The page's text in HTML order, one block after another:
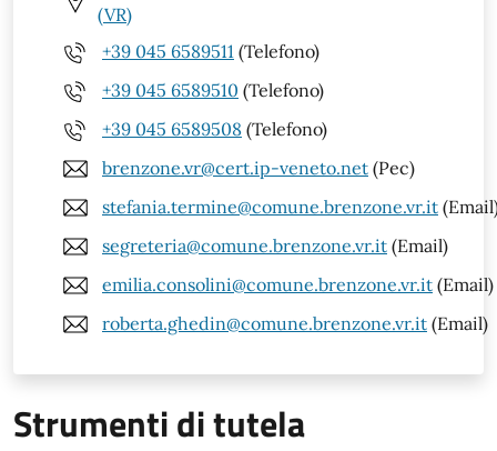
(VR)
+39 045 6589511 (Telefono)
+39 045 6589510 (Telefono)
+39 045 6589508 (Telefono)
brenzone.vr@cert.ip-veneto.net (Pec)
stefania.termine@comune.brenzone.vr.it
segreteria@comune.brenzone.vr.it (Email)
emilia.consolini@comune.brenzone.vr.it (Email)
roberta.ghedin@comune.brenzone.vr.it (Email)
Strumenti di tutela